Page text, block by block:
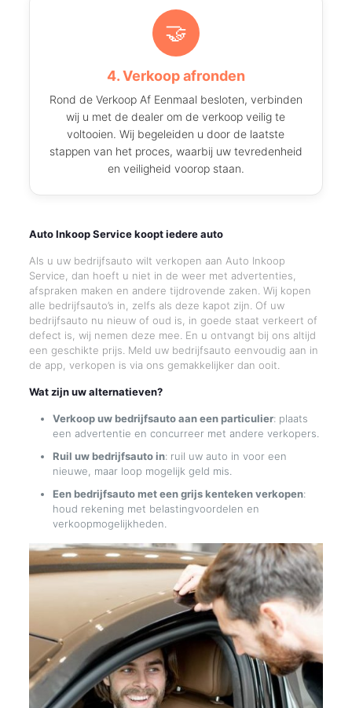
🤝
4. Verkoop afronden
Rond de Verkoop Af Eenmaal besloten, verbinden
wij u met de dealer om de verkoop veilig te
voltooien. Wij begeleiden u door de laatste
stappen van het proces, waarbij uw tevredenheid
en veiligheid voorop staan.
Auto Inkoop Service koopt iedere auto
Als u uw bedrijfsauto wilt verkopen aan Auto Inkoop
Service, dan hoeft u niet in de weer met advertenties,
afspraken maken en andere tijdrovende zaken. Wij kopen
alle bedrijfsauto’s in, zelfs als deze kapot zijn. Of uw
bedrijfsauto nu nieuw of oud is, in goede staat verkeert of
defect is, wij nemen deze mee. En u ontvangt bij ons altijd
een geschikte prijs. Meld uw bedrijfsauto eenvoudig aan in
de app, verkopen is via ons gemakkelijker dan ooit.
Wat zijn uw alternatieven?
Verkoop uw bedrijfsauto aan een particulier: plaats
een advertentie en concurreer met andere verkopers.
Ruil uw bedrijfsauto in: ruil uw auto in voor een
nieuwe, maar loop mogelijk geld mis.
Een bedrijfsauto met een grijs kenteken verkopen:
houd rekening met belastingvoordelen en
verkoopmogelijkheden.